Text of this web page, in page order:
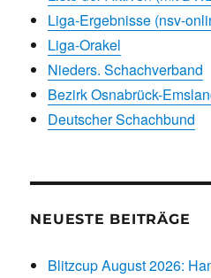
Liga-Ergebnisse (nsv-
Liga-Orakel
Nieders. Schachverband
Bezirk Osnabrück-
Deutscher Schachbund
NEUESTE BEITRÄGE
Blitzcup August 2026: